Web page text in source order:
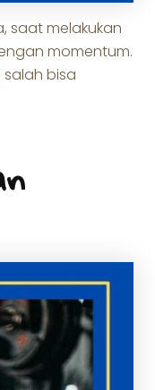
saat melakukan
momentum.
bisa